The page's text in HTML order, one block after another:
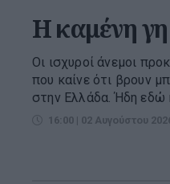
Η καμένη γη
Οι ισχυροί άνεμοι
που καίνε ότι βρουν
στην Ελλάδα. Ήδη εδώ
16:00 | 02 Αυγούστου